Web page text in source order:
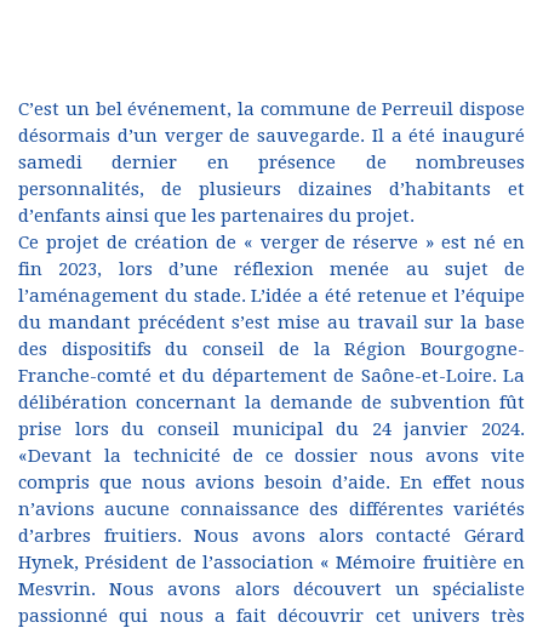
C’est un bel événement, la commune de Perreuil dispose
désormais d’un verger de sauvegarde. Il a été inauguré
samedi dernier en présence de nombreuses
personnalités, de plusieurs dizaines d’habitants et
d’enfants ainsi que les partenaires du projet.
Ce projet de création de « verger de réserve » est né en
fin 2023, lors d’une réflexion menée au sujet de
l’aménagement du stade. L’idée a été retenue et l’équipe
du mandant précédent s’est mise au travail sur la base
des dispositifs du conseil de la Région Bourgogne-
Franche-comté et du département de Saône-et-Loire. La
délibération concernant la demande de subvention fût
prise lors du conseil municipal du 24 janvier 2024.
«Devant la technicité de ce dossier nous avons vite
compris que nous avions besoin d’aide. En effet nous
n’avions aucune connaissance des différentes variétés
d’arbres fruitiers. Nous avons alors contacté Gérard
Hynek, Président de l’association « Mémoire fruitière en
Mesvrin. Nous avons alors découvert un spécialiste
passionné qui nous a fait découvrir cet univers très